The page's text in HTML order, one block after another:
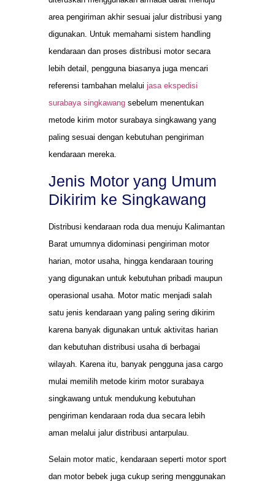
area pengiriman akhir sesuai jalur distribusi yang
digunakan. Untuk memahami sistem handling
kendaraan dan proses distribusi motor secara
lebih detail, pengguna biasanya juga mencari
referensi tambahan melalui jasa ekspedisi
surabaya singkawang sebelum menentukan
metode kirim motor surabaya singkawang yang
paling sesuai dengan kebutuhan pengiriman
kendaraan mereka.
Jenis Motor yang Umum
Dikirim ke Singkawang
Distribusi kendaraan roda dua menuju Kalimantan
Barat umumnya didominasi pengiriman motor
harian, motor usaha, hingga kendaraan touring
yang digunakan untuk kebutuhan pribadi maupun
operasional usaha. Motor matic menjadi salah
satu jenis kendaraan yang paling sering dikirim
karena banyak digunakan untuk aktivitas harian
dan kebutuhan distribusi usaha di berbagai
wilayah. Karena itu, banyak pengguna jasa cargo
mulai memilih metode kirim motor surabaya
singkawang untuk mendukung kebutuhan
pengiriman kendaraan roda dua secara lebih
aman melalui jalur distribusi antarpulau.
Selain motor matic, kendaraan seperti motor sport
dan motor bebek juga cukup sering menggunakan